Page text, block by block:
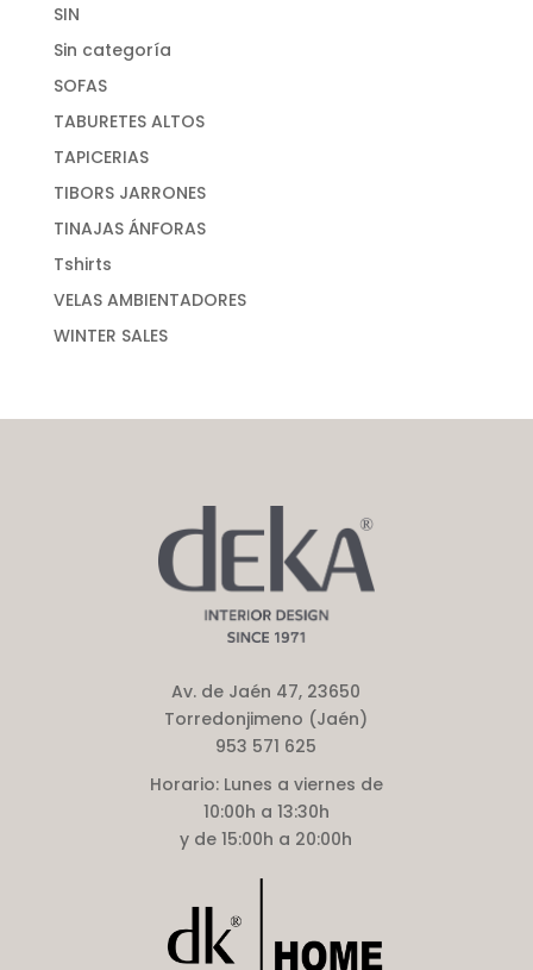
SIN
Sin categoría
SOFAS
TABURETES ALTOS
TAPICERIAS
TIBORS JARRONES
TINAJAS ÁNFORAS
Tshirts
VELAS AMBIENTADORES
WINTER SALES
Av. de Jaén 47, 23650
Torredonjimeno (Jaén)
953 571 625
Horario:Lunes a viernes de
10:00h a 13:30h
y de 15:00h a 20:00h